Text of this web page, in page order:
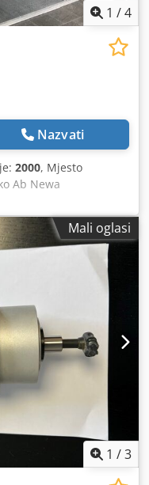
1 /4
Nazvati
2000, Mjesto
Ab Newa
Mali oglasi
1 /3